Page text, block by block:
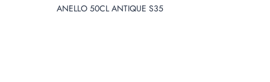
ANELLO 50CL ANTIQUE S35